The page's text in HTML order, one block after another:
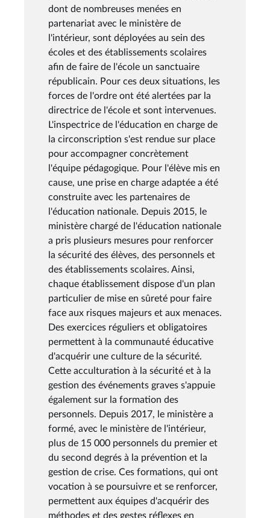
dont de nombreuses menées en
partenariat avec le ministère de
l'intérieur, sont déployées au sein des
écoles et des établissements scolaires
afin de faire de l'école un sanctuaire
républicain. Pour ces deux situations, les
forces de l'ordre ont été alertées par la
directrice de l'école et sont intervenues.
L'inspectrice de l'éducation en charge de
la circonscription s'est rendue sur place
pour accompagner concrètement
l'équipe pédagogique. Pour l'élève mis en
cause, une prise en charge adaptée a été
construite avec les partenaires de
l'éducation nationale. Depuis 2015, le
ministère chargé de l'éducation nationale
a pris plusieurs mesures pour renforcer
la sécurité des élèves, des personnels et
des établissements scolaires. Ainsi,
chaque établissement dispose d'un plan
particulier de mise en sûreté pour faire
face aux risques majeurs et aux menaces.
Des exercices réguliers et obligatoires
permettent à la communauté éducative
d'acquérir une culture de la sécurité.
Cette acculturation à la sécurité et à la
gestion des événements graves s'appuie
également sur la formation des
personnels. Depuis 2017, le ministère a
formé, avec le ministère de l'intérieur,
plus de 15 000 personnels du premier et
du second degrés à la prévention et la
gestion de crise. Ces formations, qui ont
vocation à se poursuivre et se renforcer,
permettent aux équipes d'acquérir des
méthodes et des gestes réflexes en